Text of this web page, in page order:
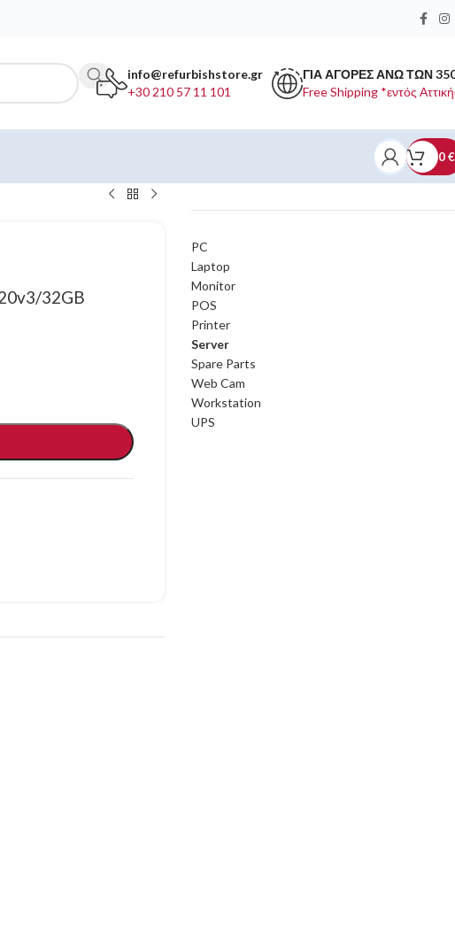
info@refurbishstore.gr
+30 210 57 11 101
ΓΙΑ ΑΓΟΡΕΣ ΑΝΩ ΤΩΝ
Free Shipping *εντός
0€
32GB
PC
Laptop
Monitor
POS
Printer
Server
Spare Parts
Web Cam
Workstation
UPS